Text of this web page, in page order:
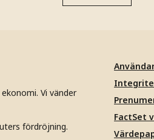
Vi vänder
fördröjning.
FactSet